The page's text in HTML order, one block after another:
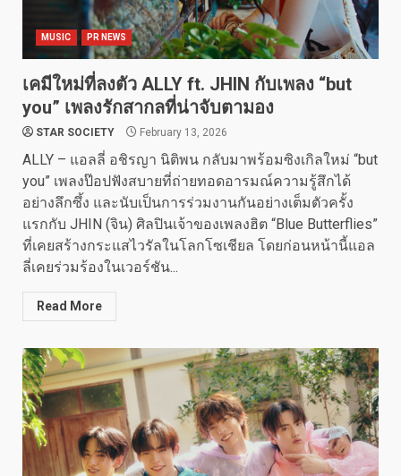
MUSIC PR NEWS
เคมีใหม่ที่ลงตัว ALLY ft. JHIN กับเพลง “but
you” เพลงรักสากลที่น่าจับตามอง
STAR SOCIETY February 13, 2026
ALLY – แอลลี่ อชิรญา นิติพน กลับมาพร้อมซิงเกิลใหม่ “but
you” เพลงป๊อปฟังสบายที่ถ่ายทอดอารมณ์ความรู้สึกได้
อย่างลึกซึ้ง และนับเป็นการร่วมงานกันอย่างเต็มตัวครั้ง
แรกกับ JHIN (จิน) ศิลปินเจ้าของเพลงฮิต “Blue Butterflies”
ที่เคยสร้างกระแสไวรัลในโลกโซเชียล โดยก่อนหน้านี้แอล
ลี่เคยร่วมร้องในเวอร์ชัน...
Read More